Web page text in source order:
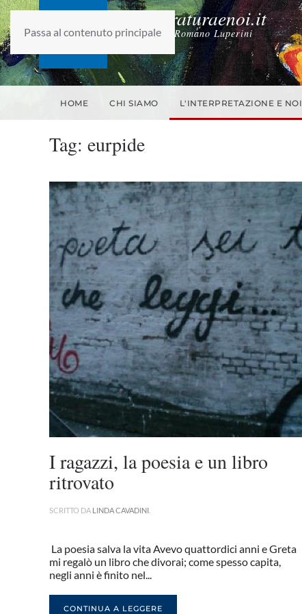
Passa al contenuto principale
laletteraturaenoi.it
fondato da Romano Luperini
HOME CHI SIAMO L'INTERPRETAZIONE E NOI
Tag: eurpide
I ragazzi, la poesia e un libro
ritrovato
SCRITTO DA LINDA CAVADINI
La poesia salva la vita Avevo quattordici anni e Greta
mi regalò un libro che divorai; come spesso capita,
negli anni è finito nel...
CONTINUA A LEGGERE